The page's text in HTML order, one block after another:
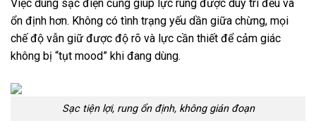
Việc dùng sạc điện cũng giúp lực rung được duy trì đều và
ổn định hơn. Không có tình trạng yếu dần giữa chừng, mọi
chế độ vẫn giữ được độ rõ và lực cần thiết để cảm giác
không bị “tụt mood” khi đang dùng.
Sạc tiện lợi, rung ổn định, không gián đoạn